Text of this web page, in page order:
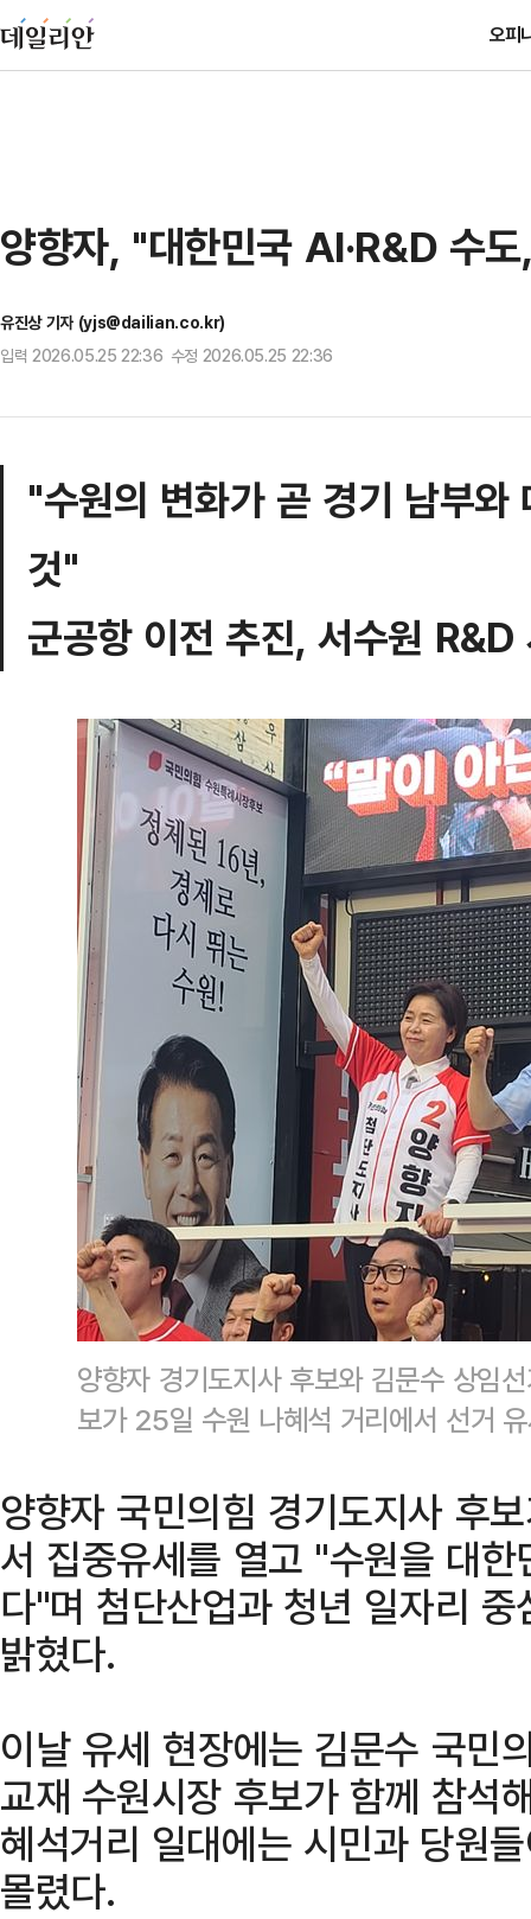
오피
양향자, "대한민국 AI·R&D 수
유진상 기자 (yjs@dailian.co.kr)
입력 2026.05.25 22:36 수정 2026.05.25 22:36
"수원의 변화가 곧 경기 남부와
것"
군공항 이전 추진, 서수원
양향자 경기도지사 후보와 김문수 상임
보가 25일 수원 나혜석 거리에서 선거
양향자 국민의힘 경기도지사 후
서 집중유세를 열고 "수원을 대
다"며 첨단산업과 청년 일자리
밝혔다.
이날 유세 현장에는 김문수 국민
교재 수원시장 후보가 함께 참석
혜석거리 일대에는 시민과 당원
몰렸다.